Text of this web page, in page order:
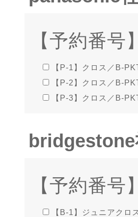
【予約番
【P-1】クロス／B-
【P-2】クロス／B-
【P-3】クロス／B-
【予約番
【B-1】ジュニアク